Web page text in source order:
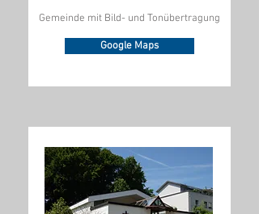
Gemeinde mit Bild- und Tonübertragung
Google Maps